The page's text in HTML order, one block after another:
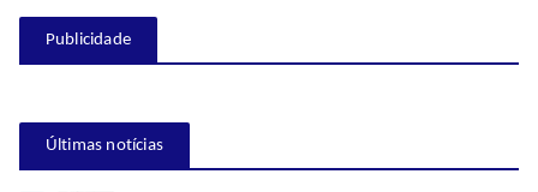
Publicidade
Últimas notícias